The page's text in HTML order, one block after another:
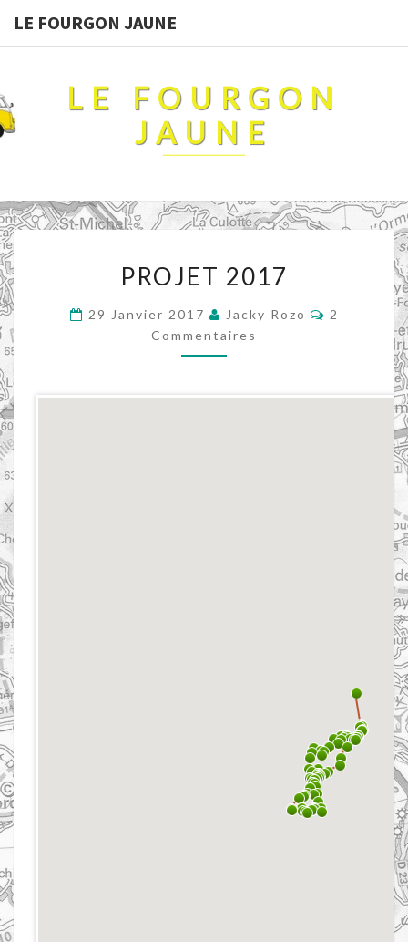
LE FOURGON JAUNE
LE FOURGON
JAUNE
2017
PROJET 2017
29 Janvier 2017 Jacky Rozo
2
Commentaires